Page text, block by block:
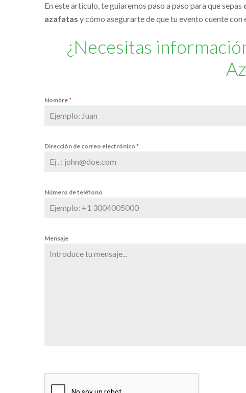
En este artículo, te guiaremos paso a paso para que sepas
azafatas y cómo asegurarte de que tu evento cuente
¿Necesitas
Nombre*
Dirección de correo electrónico *
Número de teléfono
Mensaje